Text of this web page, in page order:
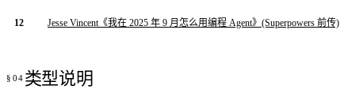
12 Jesse Vincent《我在 2025 年 9 月怎么用编程 Agent》(Superpowers 前传)
类型说明